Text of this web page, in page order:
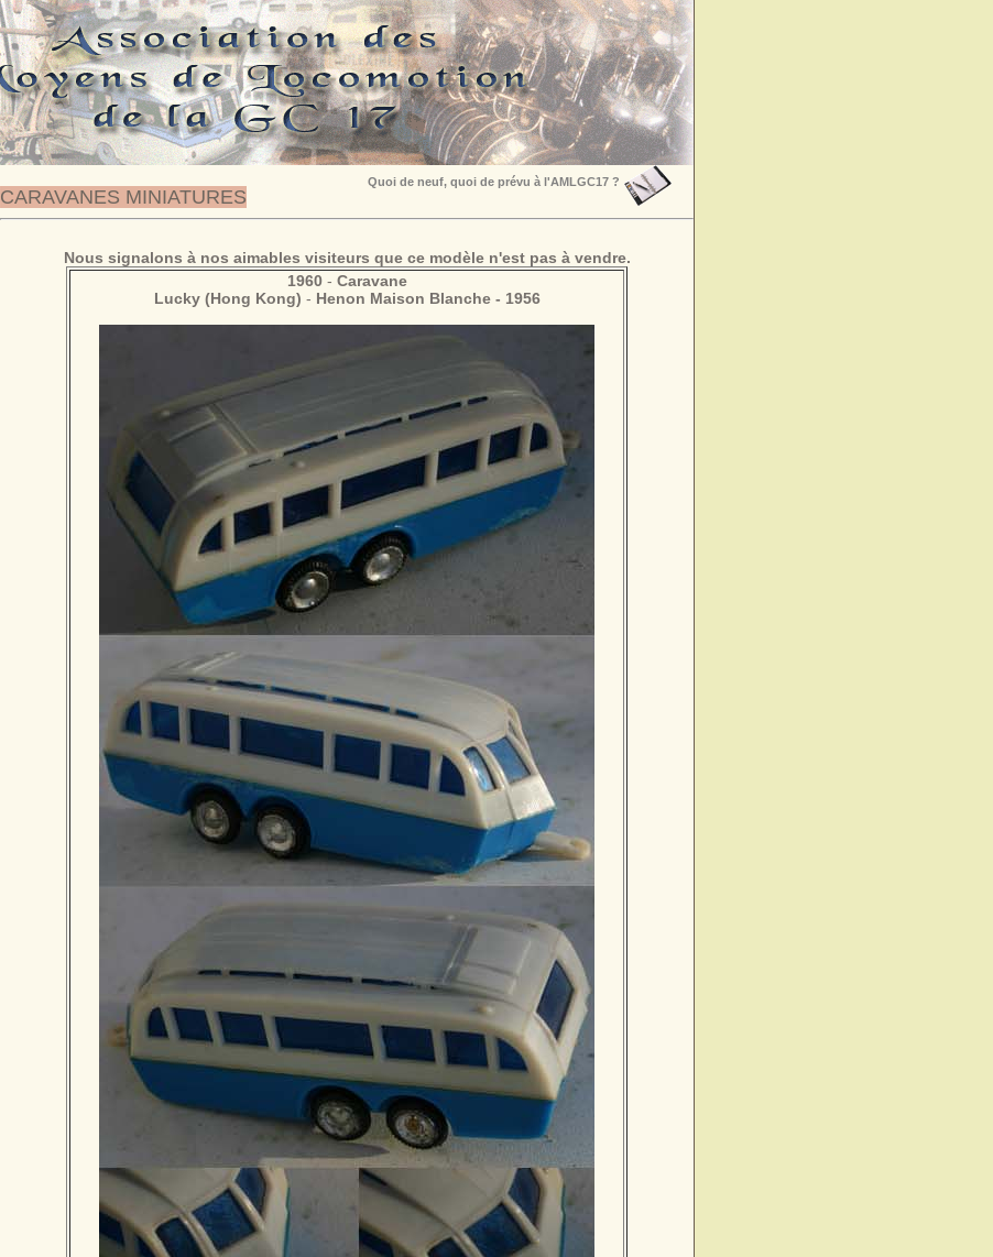
CARAVANES MINIATURES
Quoi de neuf, quoi de prévu à l'AMLGC17 ?
Nous signalons à nos aimables visiteurs que ce modèle n'est pas à vendre.
1960- Caravane
Lucky (Hong Kong) - Henon Maison Blanche - 1956